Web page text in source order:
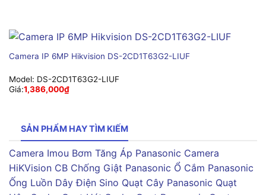
Camera IP 6MP Hikvision DS-2CD1T63G2-LIUF
Model: DS-2CD1T63G2-LIUF
Giá:1,386,000₫
SẢN PHẨM HAY TÌM KIẾM
Camera Imou Bơm Tăng Áp Panasonic Camera
HiKVision CB Chống Giật Panasonic Ổ Cắm Panasonic
Ống Luồn Dây Điện Sino Quạt Cây Panasonic Quạt